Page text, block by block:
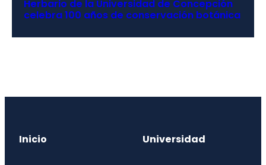
Herbario de la Universidad de Concepción
celebra 100 años de conservación botánica
Inicio Universidad